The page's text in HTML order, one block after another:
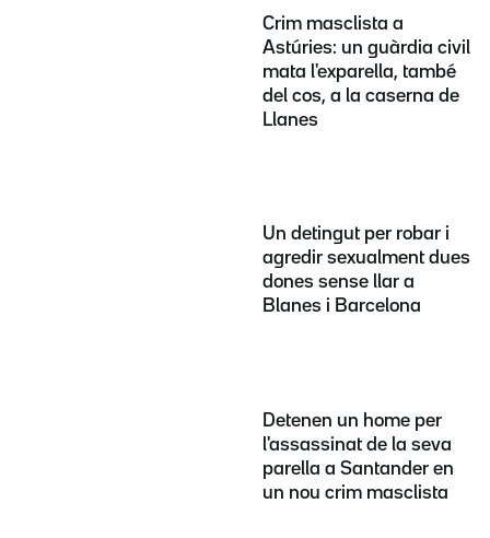
Crim masclista a
Astúries: un guàrdia civil
mata l'exparella, també
del cos, a la caserna de
Llanes
Un detingut per robar i
agredir sexualment dues
dones sense llar a
Blanes i Barcelona
Detenen un home per
l'assassinat de la seva
parella a Santander en
un nou crim masclista